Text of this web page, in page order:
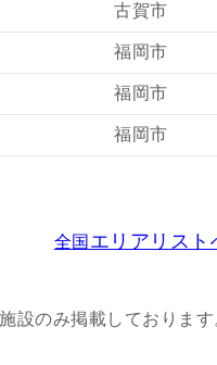
古賀市
福岡市
福岡市
福岡市
全国 エリアリスト
のみ掲載しておりま